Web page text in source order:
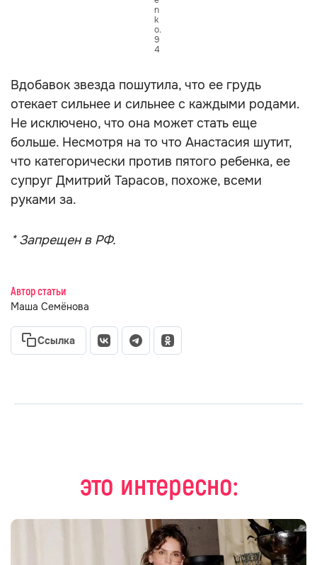
n
k
o.
9
4
Вдобавок звезда пошутила, что ее грудь
отекает сильнее и сильнее с каждыми родами.
Не исключено, что она может стать еще
больше. Несмотря на то что Анастасия шутит,
что категорически против пятого ребенка, ее
супруг Дмитрий Тарасов, похоже, всеми
руками за.
* Запрещен в РФ.
Автор статьи
Маша Семёнова
Ссылка
это интересно: